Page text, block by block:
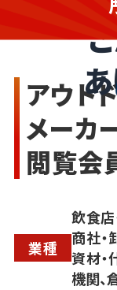
アウト
メーカ
閲覧会
業種
飲食店
商社・
資材・
機関、